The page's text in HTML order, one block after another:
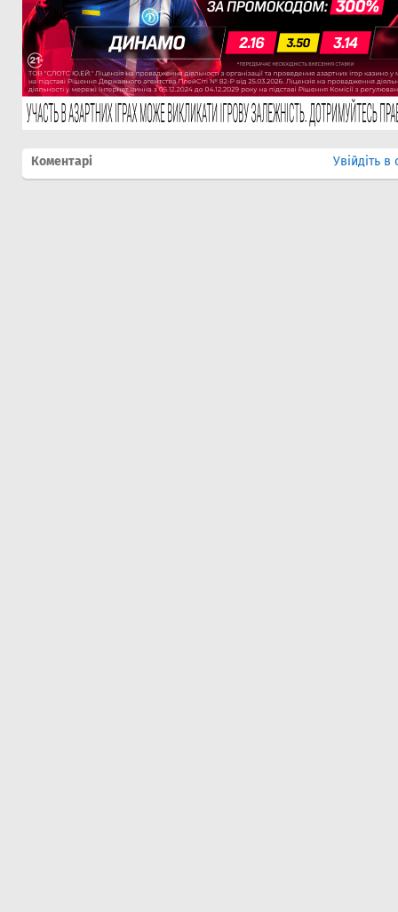
Коментарі Увійдіть в